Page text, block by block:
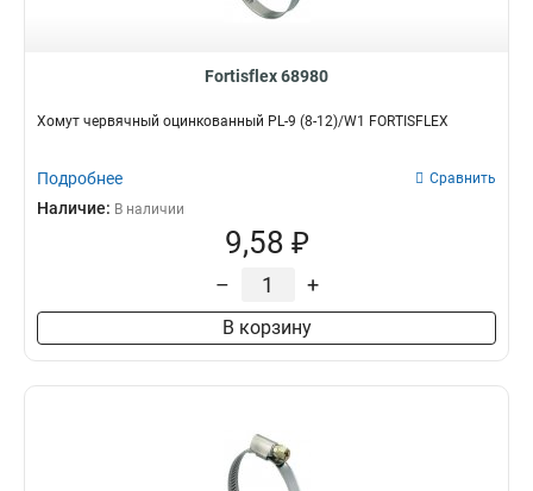
Fortisflex 68980
Хомут червячный оцинкованный PL-9 (8-12)/W1 FORTISFLEX
Подробнее Сравнить
Наличие: В наличии
9,58 ₽
– +
В корзину